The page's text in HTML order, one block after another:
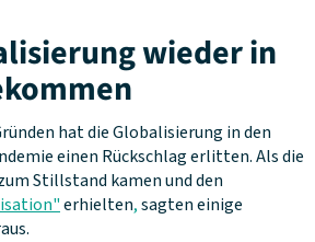
wieder in
hat die Globalisierung in den
einen Rückschlag erlitten. Als die
Stillstand kamen und den
erhielten,sagten einige